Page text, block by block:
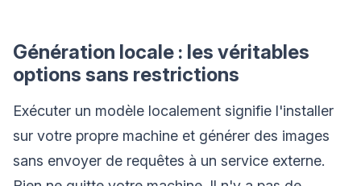
Génération locale : les véritables
options sans restrictions
Exécuter un modèle localement signifie l'installer
sur votre propre machine et générer des images
sans envoyer de requêtes à un service externe.